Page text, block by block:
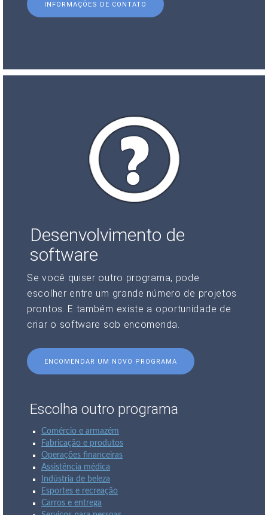
INFORMAÇÕES DE CONTATO
Desenvolvimento de
software
Se você quiser outro programa, pode
escolher entre um grande número de projetos
prontos. E também existe a oportunidade de
criar o software sob encomenda.
ENCOMENDAR UM NOVO PROGRAMA
Escolha outro programa
Comércio e armazém
Fabricação e produtos
Operações financeiras
Assistência médica
Indústria de beleza
Esportes e recreação
Carros e entrega